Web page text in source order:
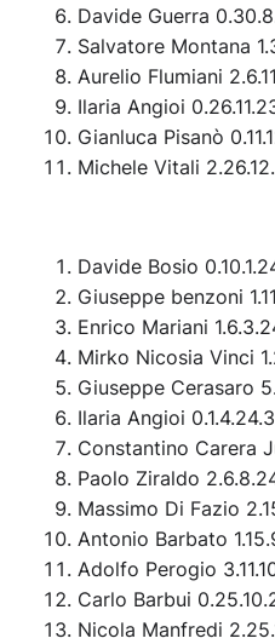
Davide Guerra
Salvatore Montana
Aurelio Flumiani
Ilaria Angioi
Gianluca Pisanò
Michele Vitali
Davide Bosio
Giuseppe benzoni
Enrico Mariani
Mirko Nicosia Vinci
Giuseppe Cerasaro
Ilaria Angioi 0.1.4.24.3
Constantino Carera
Paolo Ziraldo
Massimo Di Fazio
Antonio Barbato
Adolfo Perogio
Carlo Barbui
Nicola Manfredi